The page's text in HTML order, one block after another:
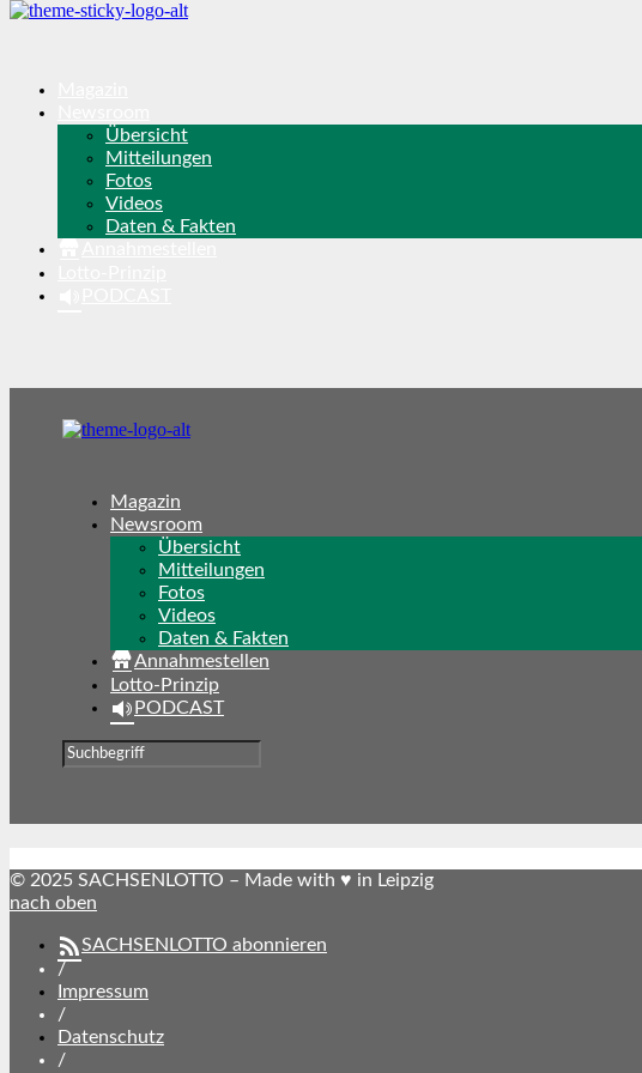
Übersicht
Mitteilungen
Fotos
Videos
Daten & Fakten
Magazin
Newsroom
Übersicht
Mitteilungen
Fotos
Videos
Daten & Fakten
Annahmestellen
Lotto-Prinzip
PODCAST
© 2025 SACHSENLOTTO – Made with ♥ in Leipzig
nach oben
SACHSENLOTTO abonnieren
/
Impressum
/
Datenschutz
/